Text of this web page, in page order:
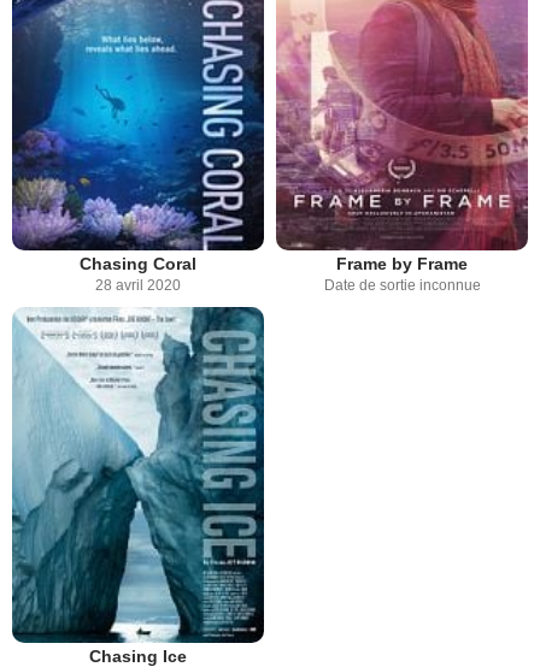
Chasing Coral
28 avril 2020
Frame by Frame
Date de sortie inconnue
Chasing Ice